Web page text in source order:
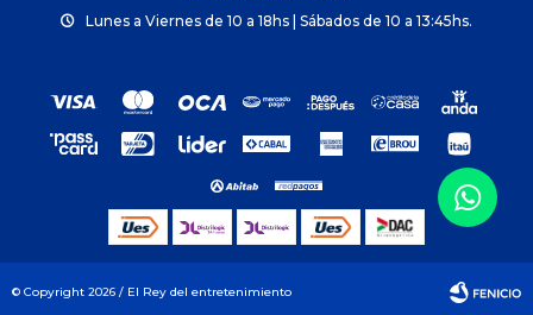
Lunes a Viernes de 10 a 18hs | Sábados de 10 a 13:45hs.
© Copyright 2026 / El Rey del entretenimiento